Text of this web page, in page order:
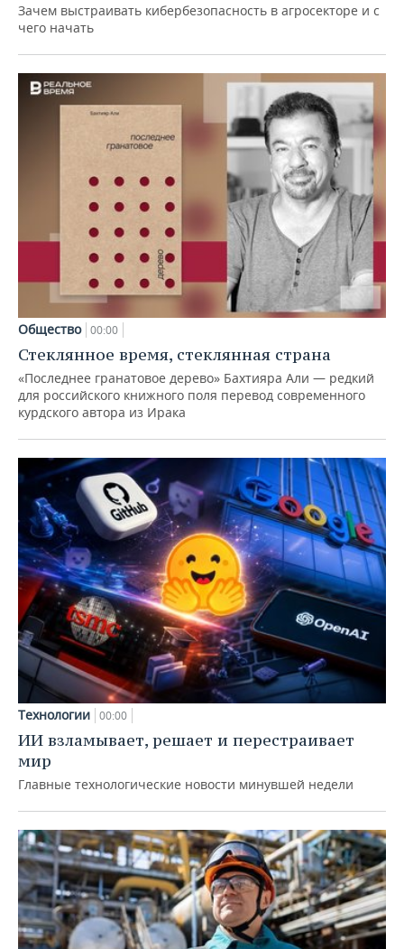
Зачем выстраивать кибербезопасность в агросекторе и с
чего начать
Общество 00:00
Стеклянное время, стеклянная страна
«Последнее гранатовое дерево» Бахтияра Али — редкий
для российского книжного поля перевод современного
курдского автора из Ирака
Технологии 00:00
ИИ взламывает, решает и перестраивает
мир
Главные технологические новости минувшей недели